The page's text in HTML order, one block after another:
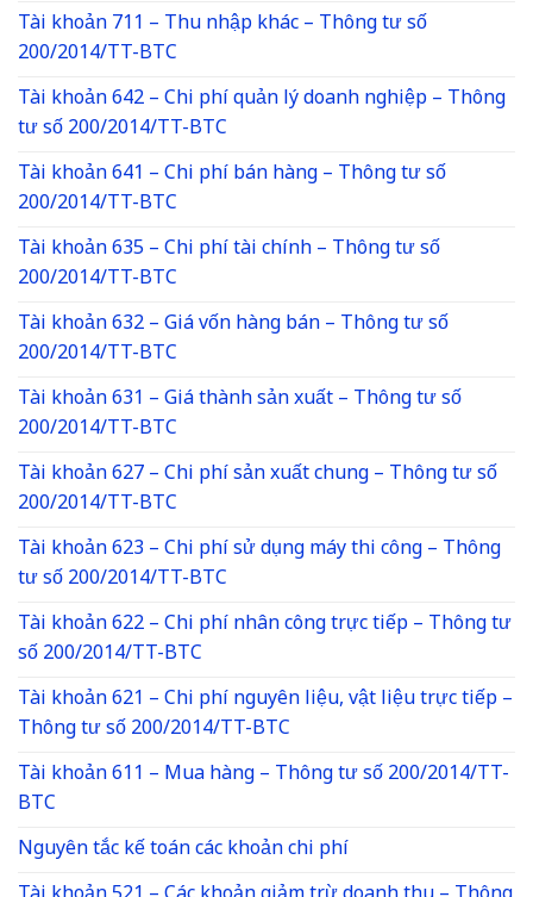
Tài khoản 711 – Thu nhập khác – Thông tư số
200/2014/TT-BTC
Tài khoản 642 – Chi phí quản lý doanh nghiệp – Thông
tư số 200/2014/TT-BTC
Tài khoản 641 – Chi phí bán hàng – Thông tư số
200/2014/TT-BTC
Tài khoản 635 – Chi phí tài chính – Thông tư số
200/2014/TT-BTC
Tài khoản 632 – Giá vốn hàng bán – Thông tư số
200/2014/TT-BTC
Tài khoản 631 – Giá thành sản xuất – Thông tư số
200/2014/TT-BTC
Tài khoản 627 – Chi phí sản xuất chung – Thông tư số
200/2014/TT-BTC
Tài khoản 623 – Chi phí sử dụng máy thi công – Thông
tư số 200/2014/TT-BTC
Tài khoản 622 – Chi phí nhân công trực tiếp – Thông tư
số 200/2014/TT-BTC
Tài khoản 621 – Chi phí nguyên liệu, vật liệu trực tiếp –
Thông tư số 200/2014/TT-BTC
Tài khoản 611 – Mua hàng – Thông tư số 200/2014/TT-
BTC
Nguyên tắc kế toán các khoản chi phí